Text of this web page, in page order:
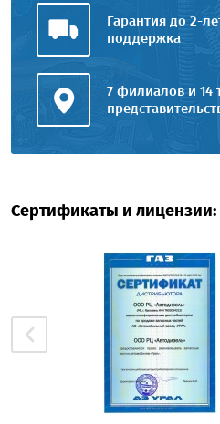
Гарантия до 2-
поддержка
7 филиалов и 14
Сертификаты и лицензии: